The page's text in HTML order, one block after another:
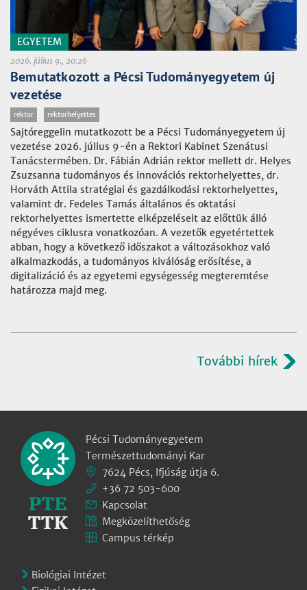
EGYETEM
2026. július 9., 20:26
Bemutatkozott a Pécsi Tudományegyetem új
vezetése
rektor rektorhelyettes
Sajtóreggelin mutatkozott be a Pécsi Tudományegyetem új
vezetése 2026. július 9-én a Rektori Kabinet Szenátusi
Tanácstermében. Dr. Fábián Adrián rektor mellett dr. Helyes
Zsuzsanna tudományos és innovációs rektorhelyettes, dr.
Horváth Attila stratégiai és gazdálkodási rektorhelyettes,
valamint dr. Fedeles Tamás általános és oktatási
rektorhelyettes ismertette elképzeléseit az előttük álló
négyéves ciklusra vonatkozóan. A vezetők egyetértettek
abban, hogy a következő időszakot a változásokhoz való
alkalmazkodás, a tudományos kiválóság erősítése, a
digitalizáció és az egyetemi egységesség megteremtése
határozza majd meg.
További hírek
Pécsi Tudományegyetem
Természettudományi Kar
7624 Pécs, Ifjúság útja 6.
+36 72 503-600
Kapcsolat
Megközelíthetőség
Campus térkép
Biológiai Intézet